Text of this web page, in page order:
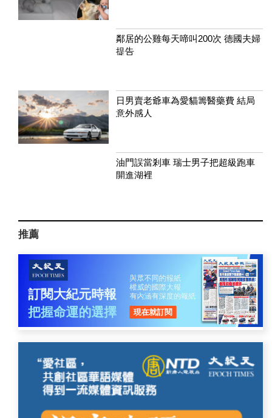
鄰居的公雞每天啼叫200次 德國夫婦
提告
日男賣老爺車為愛貓籌醫藥費 結局
意外感人
油門誤當剎車 瑞士男子把超級跑車
開進湖裡
推薦